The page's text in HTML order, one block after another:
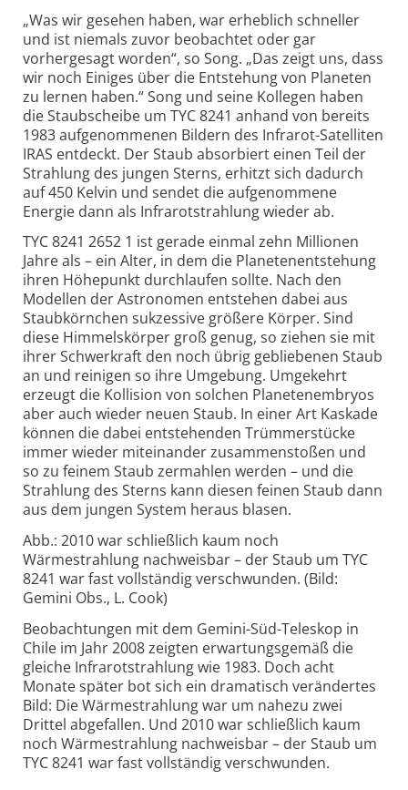
„Was wir gesehen haben, war erheblich schneller
und ist niemals zuvor beobachtet oder gar
vorhergesagt worden“, so Song. „Das zeigt uns, dass
wir noch Einiges über die Entstehung von Planeten
zu lernen haben.“ Song und seine Kollegen haben
die Staubscheibe um TYC 8241 anhand von bereits
1983 aufgenommenen Bildern des Infrarot-Satelliten
IRAS entdeckt. Der Staub absorbiert einen Teil der
Strahlung des jungen Sterns, erhitzt sich dadurch
auf 450 Kelvin und sendet die aufgenommene
Energie dann als Infrarotstrahlung wieder ab.
TYC 8241 2652 1 ist gerade einmal zehn Millionen
Jahre als – ein Alter, in dem die Planetenentstehung
ihren Höhepunkt durchlaufen sollte. Nach den
Modellen der Astronomen entstehen dabei aus
Staubkörnchen sukzessive größere Körper. Sind
diese Himmelskörper groß genug, so ziehen sie mit
ihrer Schwerkraft den noch übrig gebliebenen Staub
an und reinigen so ihre Umgebung. Umgekehrt
erzeugt die Kollision von solchen Planetenembryos
aber auch wieder neuen Staub. In einer Art Kaskade
können die dabei entstehenden Trümmerstücke
immer wieder miteinander zusammenstoßen und
so zu feinem Staub zermahlen werden – und die
Strahlung des Sterns kann diesen feinen Staub dann
aus dem jungen System heraus blasen.
Abb.: 2010 war schließlich kaum noch
Wärmestrahlung nachweisbar – der Staub um TYC
8241 war fast vollständig verschwunden. (Bild:
Gemini Obs., L. Cook)
Beobachtungen mit dem Gemini-Süd-Teleskop in
Chile im Jahr 2008 zeigten erwartungsgemäß die
gleiche Infrarotstrahlung wie 1983. Doch acht
Monate später bot sich ein dramatisch verändertes
Bild: Die Wärmestrahlung war um nahezu zwei
Drittel abgefallen. Und 2010 war schließlich kaum
noch Wärmestrahlung nachweisbar – der Staub um
TYC 8241 war fast vollständig verschwunden.